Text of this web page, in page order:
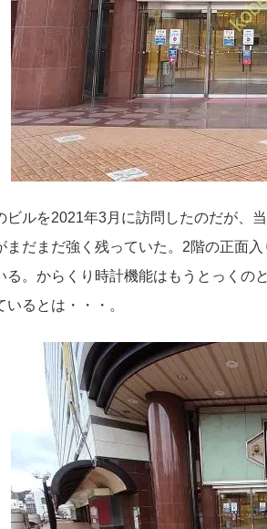
ビルを2021年3月に訪問したのだが、
まだまだ強く残っていた。2階の正面
る。からくり時計機能はもうとっくの
いるとは・・・。